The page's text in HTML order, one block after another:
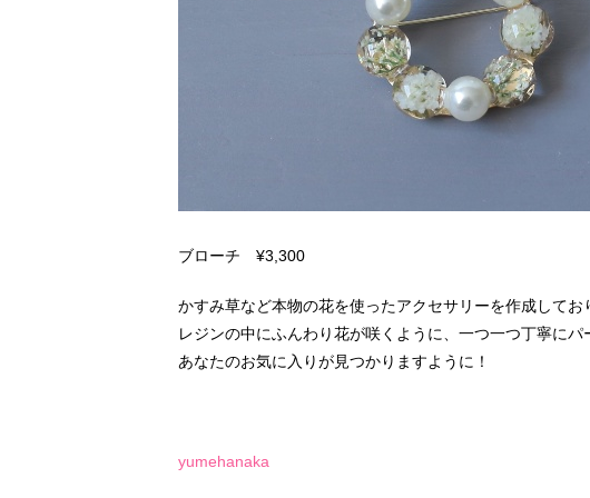
ブローチ ¥3,300
かすみ草など本物の花を使ったアクセサリーを作成してお
レジンの中にふんわり花が咲くように、一つ一つ丁寧にパ
あなたのお気に入りが見つかりますように！
yumehanaka